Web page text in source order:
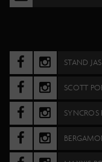
STAND
SCOTT
SYNCROS